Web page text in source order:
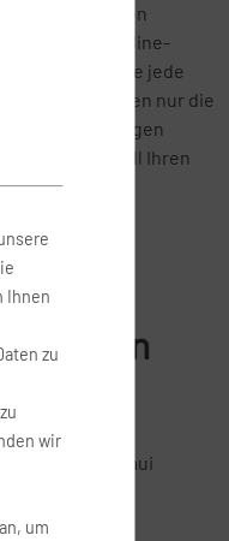
Wenn Sie den
Ihnen der Online-
So sparen Sie jede
Handumdrehen nur die
Vorstellungen
und schnell Ihren
in
nach Ko Samui
nach Phuket
Ihnen
zu
wir
um